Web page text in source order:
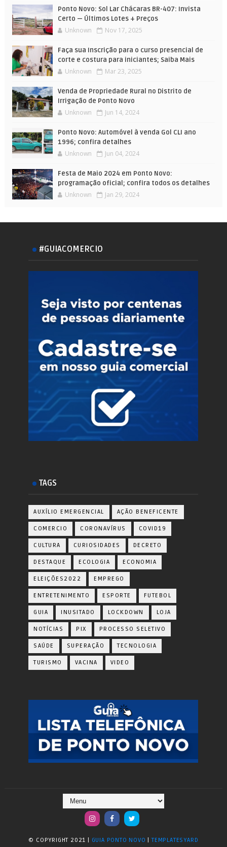
Ponto Novo: Sol Lar Chácaras BR-407: Invista
Certo — Últimos Lotes + Preços
Unknown Nov 17, 2025
Faça sua Inscrição para o curso presencial de
corte e costura para iniciantes; Saiba Mais
Unknown Mar 23, 2025
Venda de Propriedade Rural no Distrito de
Irrigação de Ponto Novo
Unknown Jun 14, 2024
Ponto Novo: Automóvel à venda Gol CLI ano
1996; confira detalhes
Unknown Jun 04, 2024
Festa de Maio 2024 em Ponto Novo:
programação oficial; confira todos os detalhes
Unknown Jan 29, 2024
#GUIACOMERCIO
TAGS
AUXÍLIO EMERGENCIAL AÇÃO BENEFICENTE
COMERCIO CORONAVÍRUS COVID19
CULTURA CURIOSIDADES DECRETO
DESTAQUE ECOLOGIA ECONOMIA
ELEIÇÕES2022 EMPREGO
ENTRETENIMENTO ESPORTE FUTEBOL
GUIA INUSITADO LOCKDOWN LOJA
NOTÍCIAS PIX PROCESSO SELETIVO
SAÚDE SUPERAÇÃO TECNOLOGIA
TURISMO VACINA VIDEO
© COPYRIGHT 2021 | GUIA PONTO NOVO |TEMPLATESYARD